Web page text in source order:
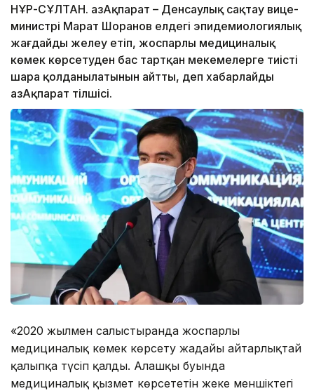
НҰР-СҰЛТАН. ҚазАқпарат – Денсаулық сақтау вице-
министрі Марат Шоранов елдегі эпидемиологиялық
жағдайды желеу етіп, жоспарлы медициналық
көмек көрсетуден бас тартқан мекемелерге тиісті
шара қолданылатынын айтты, деп хабарлайды
ҚазАқпарат тілшісі.
«2020 жылмен салыстырғанда жоспарлы
медициналық көмек көрсету жағдайы айтарлықтай
қалыпқа түсіп қалды. Алғашқы буында
медициналық қызмет көрсететін жеке меншіктегі